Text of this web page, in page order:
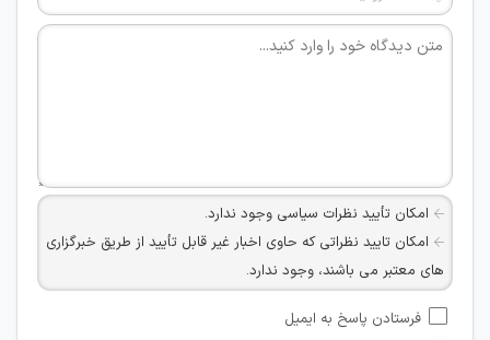
امکان تأیید نظرات سیاسی وجود ندارد.
امکان تایید نظراتی که حاوی اخبار غیر قابل تأیید از طریق خبرگزاری
های معتبر می باشند، وجود ندارد.
شبکه های مجازی ارتباطی می باشند وجود ندارد.
فرستادن پاسخ به ایمیل